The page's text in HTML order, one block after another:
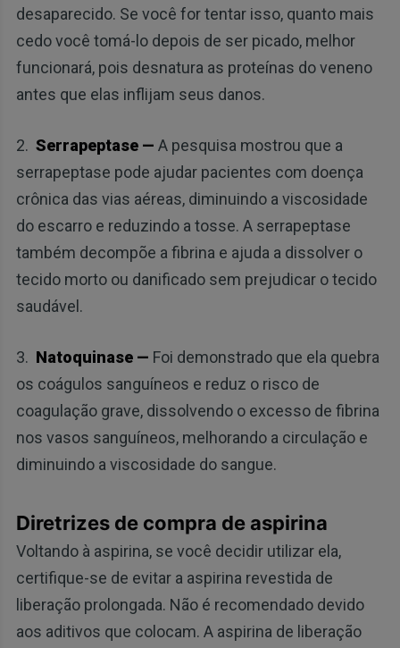
desaparecido. Se você for tentar isso, quanto mais
cedo você tomá-lo depois de ser picado, melhor
funcionará, pois desnatura as proteínas do veneno
antes que elas inflijam seus danos.
2. Serrapeptase — A pesquisa mostrou que a
serrapeptase pode ajudar pacientes com doença
crônica das vias aéreas, diminuindo a viscosidade
do escarro e reduzindo a tosse. A serrapeptase
também decompõe a fibrina e ajuda a dissolver o
tecido morto ou danificado sem prejudicar o tecido
saudável.
3. Natoquinase — Foi demonstrado que ela quebra
os coágulos sanguíneos e reduz o risco de
coagulação grave, dissolvendo o excesso de fibrina
nos vasos sanguíneos, melhorando a circulação e
diminuindo a viscosidade do sangue.
Diretrizes de compra de aspirina
Voltando à aspirina, se você decidir utilizar ela,
certifique-se de evitar a aspirina revestida de
liberação prolongada. Não é recomendado devido
aos aditivos que colocam. A aspirina de liberação